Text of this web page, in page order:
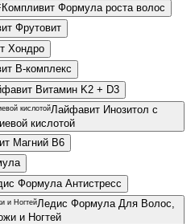
Компливит Формула роста волос
Фрутовит
Хондро
В-комплекс
Витамин K2 + D3
Лайфавит Инозитол с
кислотой
Магний В6
Формула Антистресс
Ледис Формула Для Волос,
и Ногтей